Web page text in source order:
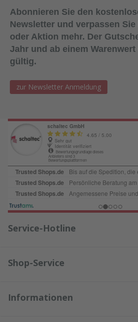
Abonnieren Sie den
Newsletter und verpassen
oder Aktion mehr. Der
Jahr und ab einem Warenwert
gültig.
zur Newsletter Anmeldung
Service-Hotline
Shop-Service
Informationen